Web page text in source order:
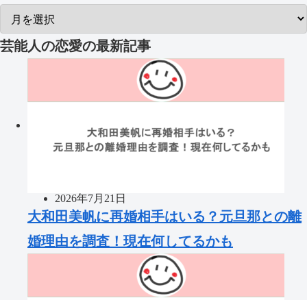
芸能人の恋愛の最新記事
2026年7月21日
大和田美帆に再婚相手はいる？元旦那との離
婚理由を調査！現在何してるかも